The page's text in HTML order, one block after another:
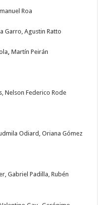
Roa
Garro, Agustin Ratto
,Martín Peirán
Nelson Federico Rode
Odiard, Oriana Gómez
Gabriel Padilla, Rubén